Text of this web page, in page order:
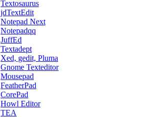
Textosaurus
jdTextEdit
Notepad Next
Notepadqq
JuffEd
Textadept
Xed, gedit, Pluma
Gnome Texteditor
Mousepad
FeatherPad
CorePad
Howl Editor
TEA